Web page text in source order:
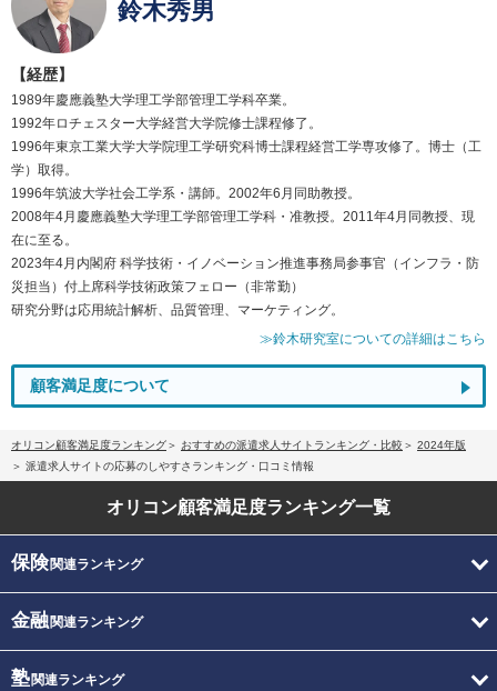
鈴木秀男
【経歴】
1989年慶應義塾大学理工学部管理工学科卒業。
1992年ロチェスター大学経営大学院修士課程修了。
1996年東京工業大学大学院理工学研究科博士課程経営工学専攻修了。博士（工
学）取得。
1996年筑波大学社会工学系・講師。2002年6月同助教授。
2008年4月慶應義塾大学理工学部管理工学科・准教授。2011年4月同教授、現
在に至る。
2023年4月内閣府 科学技術・イノベーション推進事務局参事官（インフラ・防
災担当）付上席科学技術政策フェロー（非常勤）
研究分野は応用統計解析、品質管理、マーケティング。
≫鈴木研究室についての詳細はこちら
顧客満足度について
オリコン顧客満足度ランキング おすすめの派遣求人サイトランキング・比較
2024年版
派遣求人サイトの応募のしやすさランキング・口コミ情報
オリコン顧客満足度ランキング一覧
保険関連ランキング
金融関連ランキング
塾関連ランキング